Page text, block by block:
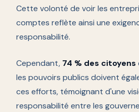
Cette volonté de voir les
comptes reflète ainsi une
responsabilité.
Cependant, 74 % des citoyens
les pouvoirs publics doivent
ces efforts, témoignant d'une
responsabilité entre les